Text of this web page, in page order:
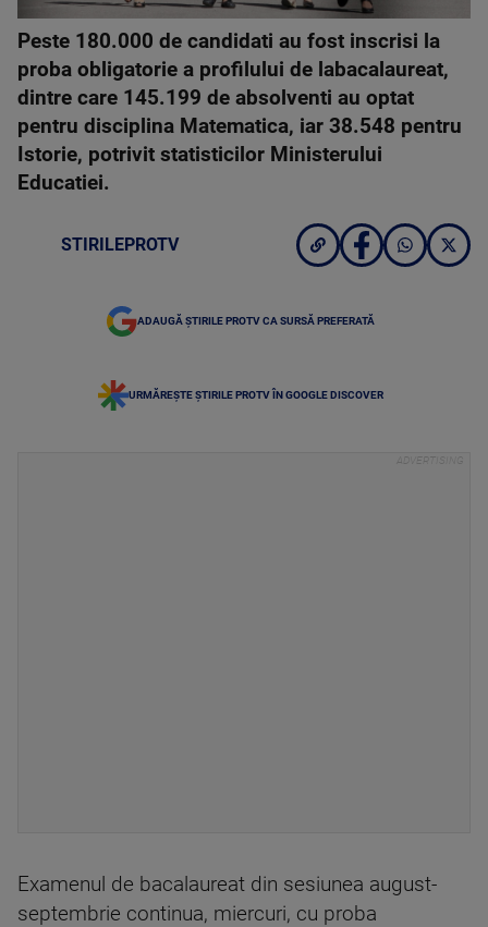
Peste 180.000 de candidati au fost inscrisi la
proba obligatorie a profilului de labacalaureat,
dintre care 145.199 de absolventi au optat
pentru disciplina Matematica, iar 38.548 pentru
Istorie, potrivit statisticilor Ministerului
Educatiei.
STIRILEPROTV
ADAUGĂ ȘTIRILE PROTV CA SURSĂ PREFERATĂ
URMĂREȘTE ȘTIRILE PROTV ÎN GOOGLE DISCOVER
Examenul de bacalaureat din sesiunea august-
septembrie continua, miercuri, cu proba